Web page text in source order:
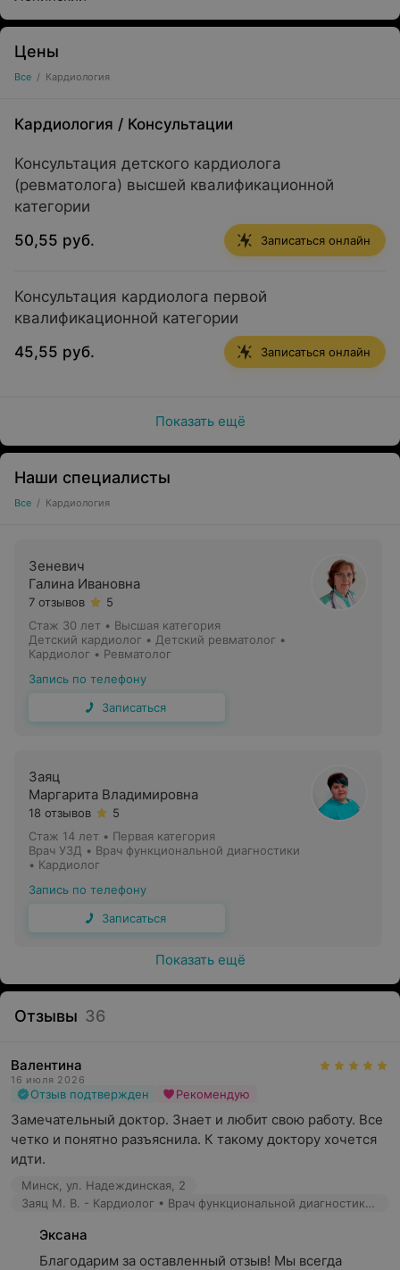
Цены
Все / Кардиология
Кардиология / Консультации
Консультация детского кардиолога
(ревматолога) высшей квалификационной
категории
50,55 руб.
Записаться онлайн
Консультация кардиолога первой
квалификационной категории
45,55 руб.
Записаться онлайн
Показать ещё
Наши специалисты
Все / Кардиология
Зеневич
Галина Ивановна
7 отзывов
5
Стаж 30 лет • Высшая категория
Детский кардиолог • Детский ревматолог •
Кардиолог • Ревматолог
Запись по телефону
Записаться
Заяц
Маргарита Владимировна
18 отзывов
5
Стаж 14 лет • Первая категория
Врач УЗД • Врач функциональной диагностики
• Кардиолог
Запись по телефону
Записаться
Показать ещё
Отзывы 36
Валентина
16 июля 2026
Отзыв подтвержден Рекомендую
Замечательный доктор. Знает и любит свою работу. Все
четко и понятно разъяснила. К такому доктору хочется
идти.
Минск, ул. Надеждинская, 2
Заяц М. В. - Кардиолог • Врач функциональной диагностики • Врач УЗД
Эксана
Благодарим за оставленный отзыв! Мы всегда